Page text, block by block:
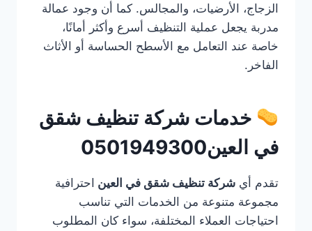
الزجاج، الأرضيات، والمجالس. كما أن وجود عمالة
مدربة يجعل عملية التنظيف أسرع وأكثر أمانًا،
خاصة عند التعامل مع الأسطح الحساسة أو الأثاث
الفاخر.
خدمات شركة تنظيف شقق
في العين0501949300
تقدم أي شركة تنظيف شقق في العين احترافية
مجموعة متنوعة من الخدمات التي تناسب
احتياجات العملاء المختلفة، سواء كان المطلوب